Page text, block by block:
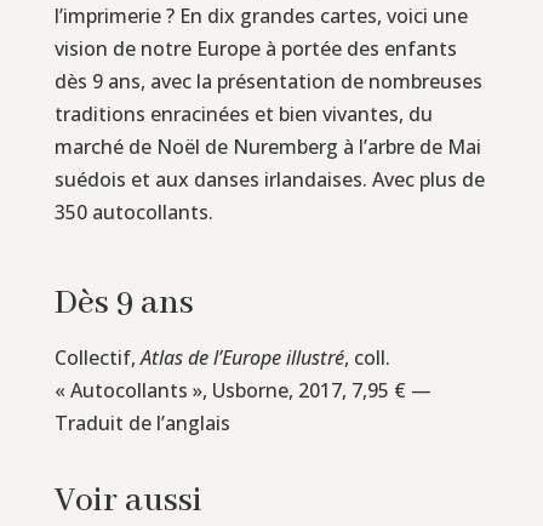
l’imprimerie ? En dix grandes cartes, voici une
vision de notre Europe à portée des enfants
dès 9 ans, avec la présentation de nombreuses
traditions enracinées et bien vivantes, du
marché de Noël de Nuremberg à l’arbre de Mai
suédois et aux danses irlandaises. Avec plus de
350 autocollants.
Dès 9 ans
Collectif,Atlas de l’Europe illustré, coll.
« Autocollants », Usborne, 2017, 7,95 € —
Traduit de l’anglais
Voir aussi